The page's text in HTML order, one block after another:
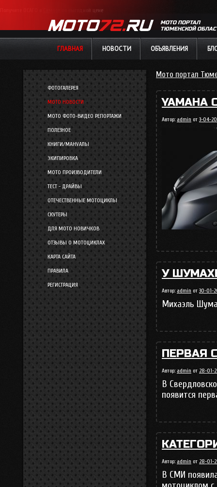
по выгодной цене
МОТО ПОРТАЛ
ТЮМЕНСКОЙ
ГЛАВНАЯ НОВОСТИ ОБЪЯВЛЕНИЯ
ФОТОГАЛЕРЕЯ
МОТО НОВОСТИ
МОТО ФОТО-ВИДЕО РЕПОРТАЖИ
ПОЛЕЗНОЕ
КНИГИ/МАНУАЛЫ
ЭКИПИРОВКА
МОТО ПРОИЗВОДИТЕЛИ
ТЕСТ - ДРАЙВЫ
ОТЕЧЕСТВЕННЫЕ МОТОЦИКЛЫ
СКУТЕРЫ
ДЛЯ МОТО НОВИЧКОВ
ОТЗЫВЫ О МОТОЦИКЛАХ
КАРТА САЙТА
ПРАВИЛА
РЕГИСТРАЦИЯ
Мото портал
Автор: admin от 3-04-
У
Автор: admin от 30-01-
Михаэль
ПЕРВАЯ
Автор: admin от 28-01-
В
появится
Автор: admin от 28-01-
В СМИ